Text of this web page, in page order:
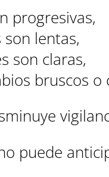
progresivas,
lentas,
son claras,
bruscos o
puede